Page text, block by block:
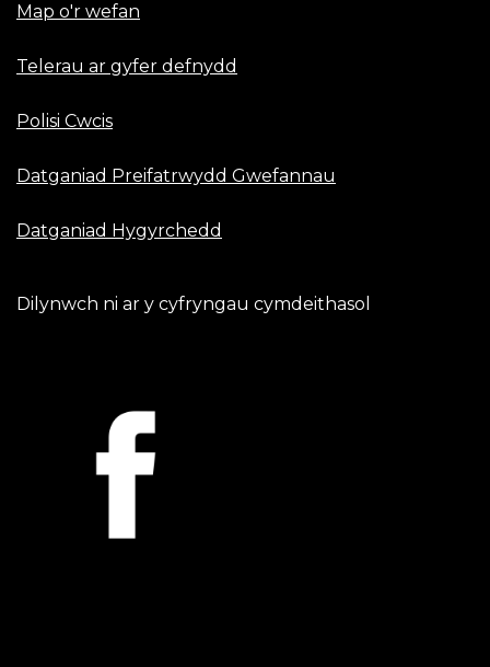
Map o'r wefan
Telerau ar gyfer defnydd
Polisi Cwcis
Datganiad Preifatrwydd Gwefannau
Datganiad Hygyrchedd
Dilynwch ni ar y cyfryngau cymdeithasol